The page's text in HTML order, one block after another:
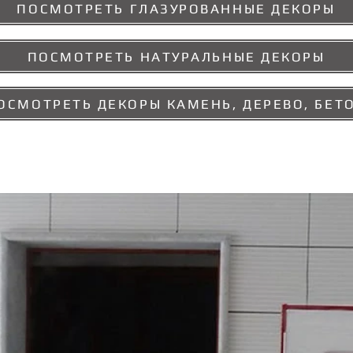
ПОСМОТРЕТЬ ГЛАЗУРОВАННЫЕ ДЕКОРЫ
ПОСМОТРЕТЬ НАТУРАЛЬНЫЕ ДЕКОРЫ
ДЕКОРЫ КАМЕНЬ, ДЕРЕВО,